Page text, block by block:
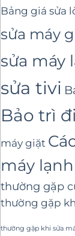
Bảng giá sửa
sửa máy
sửa máy
sửa tivi
Bảo trì
máy giặt
máy lạnh
thường gặp
thường gặp
thường gặp khi sửa